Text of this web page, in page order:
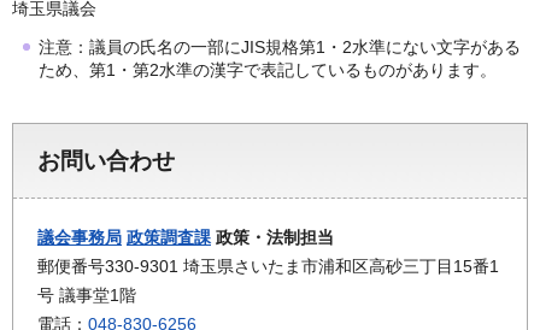
埼玉県議会
注意：議員の氏名の一部にJIS規格第1・2水準にない文字がある
ため、第1・第2水準の漢字で表記しているものがあります。
お問い合わせ
議会事務局 政策調査課 政策・法制担当
郵便番号330-9301 埼玉県さいたま市浦和区高砂三丁目15番1
号 議事堂1階
電話： 048-830-6256